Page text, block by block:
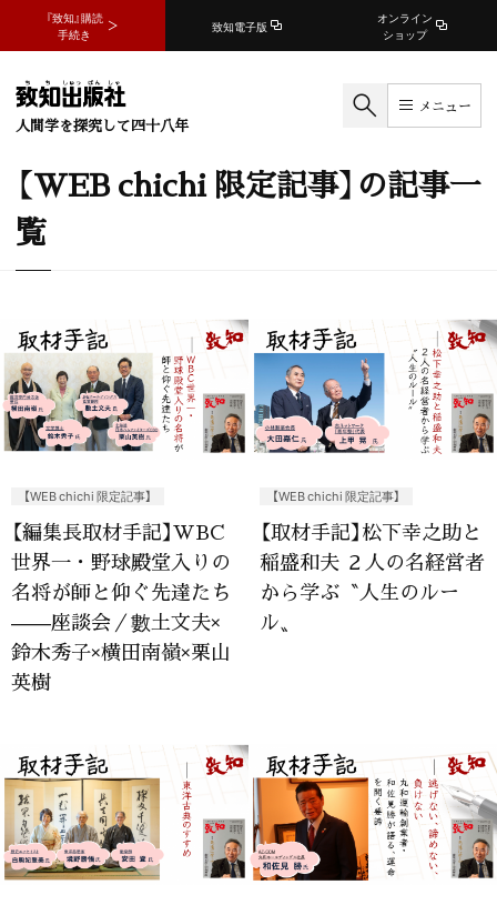
『致知』購読
手続き
致知電子版
オンライン
ショップ
人間学を探究して四十八年
メニュー
【WEB chichi 限定記事】の記事一
覧
【WEB chichi 限定記事】
【編集長取材手記】WBC
世界一・野球殿堂入りの
名将が師と仰ぐ先達たち
——座談会／數土文夫×
鈴木秀子×横田南嶺×栗山
英樹
【WEB chichi 限定記事】
【取材手記】松下幸之助と
稲盛和夫 ２人の名経営者
から学ぶ〝人生のルー
ル〟